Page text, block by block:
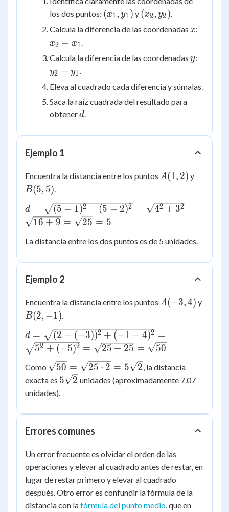
los dos puntos: (x_1,
y_1)
(x1, y1 ) y (x_2,
(x2, y2)
Calcula la diferencia de las coordenadas x
x:
x2 − x1
Calcula la diferencia de las coordenadas y
y:
y2 − y1
Eleva al cuadrado cada diferencia y súmalas.
Saca la raíz cuadrada del resultado para
obtenerd
d
Ejemplo 1
Encuentra la distancia entre los puntos A(1,
A(1, 2) y
B(5, 5)
d = \sqrt{(5-
1)^2+(5-2)^2}
\sqrt{4^2+3^2}
= \sqrt{25} = 5
d = (5 − 1)2 + (5 − 2)2 = 42 + 32 =
16 + 9 = 25 = 5
La distancia entre los dos puntos es de 5 unidades.
Ejemplo 2
Encuentra la distancia entre los puntos A(-3,
A(−3,4) y
B(2, −1)
d = \sqrt{(2-
(-3))^2+(-1-
4)^2} =
\sqrt{5^2+
(-5)^2} =
\sqrt{25+25}
d = (2 − (−3))2 + (−1 − 4)2 =
52 + (−5)2 = 25 + 25 = 50
Como \sqrt{50}
=
\sqrt{25
=
50 = 25 ⋅ 2 = 5 2 , la distancia
exacta es 5\sqrt{2}
5 2 unidades (aproximadamente 7.07
unidades).
Errores comunes
Un error frecuente es olvidar el orden de las
operaciones y elevar al cuadrado antes de restar, en
lugar de restar primero y elevar al cuadrado
después. Otro error es confundir la fórmula de la
distancia con lafórmula del punto medio , que en